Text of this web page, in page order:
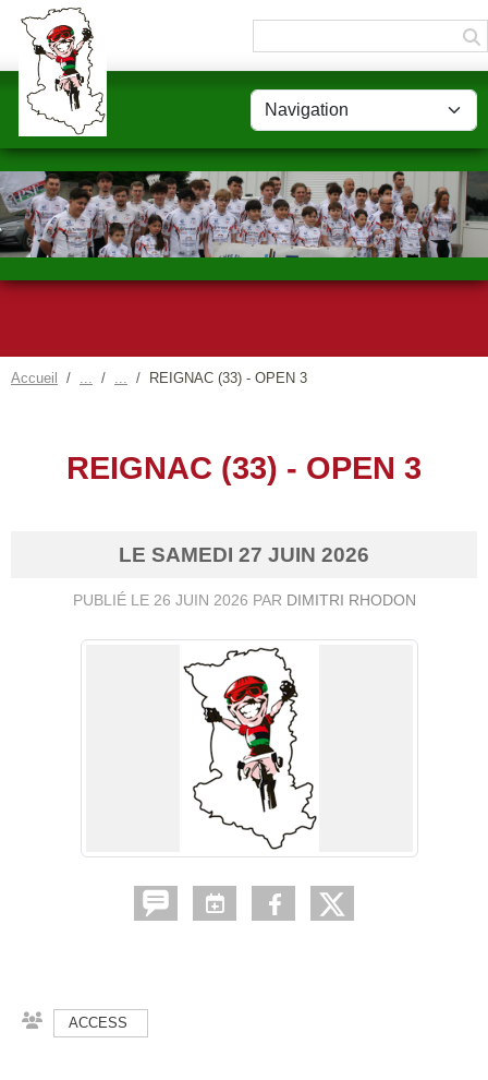
Accueil REIGNAC (33) - OPEN 3
REIGNAC (33) - OPEN 3
LE SAMEDI 27 JUIN 2026
PUBLIÉ LE 26 JUIN 2026 PAR DIMITRI RHODON
ACCESS
Panneau de gestion des cookies